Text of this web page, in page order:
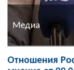
Медиа
Отношения